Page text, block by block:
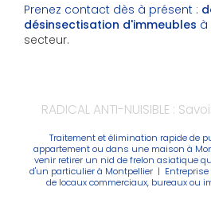
Prenez contact dès à présent :
désinsectisation d'immeubles à
secteur.
RADICAL ANTI-NUISIBLE :
Traitement et élimination rapide de
appartement ou dans une maison à
venir retirer un nid de frelon asiatique
d'un particulier à Montpellier |
de locaux commerciaux, bureaux ou